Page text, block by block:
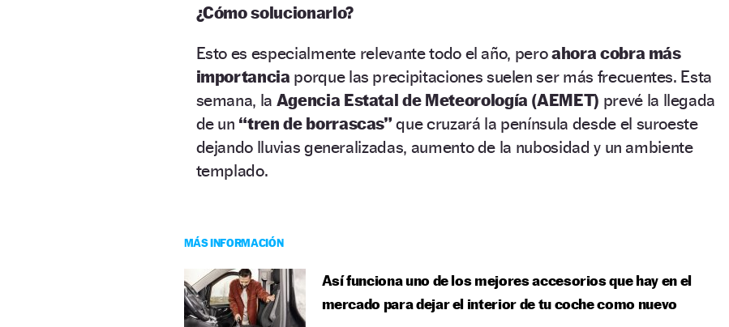
¿Cómo solucionarlo?
Esto es especialmente relevante todo el año, peroahora cobra más
importancia porque las precipitaciones suelen ser más frecuentes. Esta
semana, la Agencia Estatal de Meteorología (AEMET) prevé la llegada
de un “tren de borrascas” que cruzará la península desde el suroeste
dejando lluvias generalizadas, aumento de la nubosidad y un ambiente
templado.
MÁS INFORMACIÓN
Así funciona uno de los mejores accesorios que hay en el
mercado para dejar el interior de tu coche como nuevo